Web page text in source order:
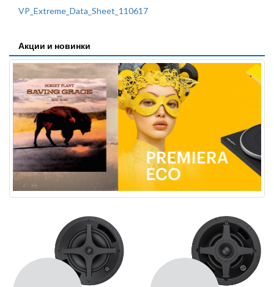
VP_Extreme_Data_Sheet_110617
Акции и новинки